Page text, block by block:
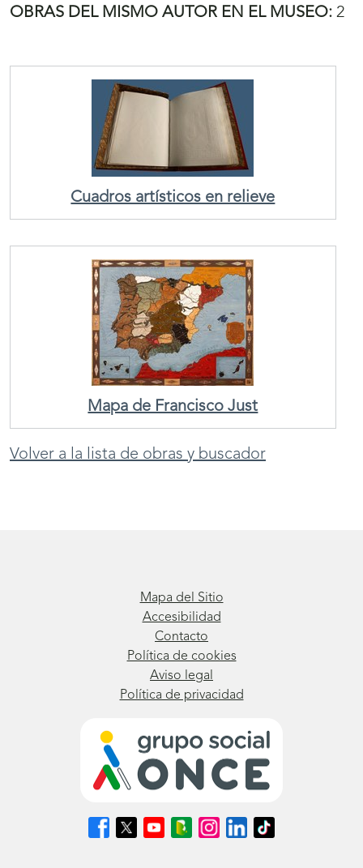
OBRAS DEL MISMO AUTOR EN EL MUSEO: 2
Cuadros artísticos en relieve
Mapa de Francisco Just
Volver a la lista de obras y buscador
Mapa del Sitio
Accesibilidad
Contacto
Política de cookies
Aviso legal
Política de privacidad
Síguenos
en
Síguenos
en
Síguenos
en
Síguenos
en
Síguenos
en
Síguenos
en
Síguenos
en